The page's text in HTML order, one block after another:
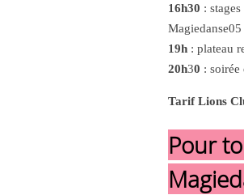
16h30 :
Magiedanse05
19h: plateau
20h30 : soirée
Tarif Lions
Pour